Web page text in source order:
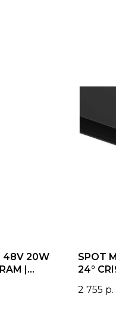
48V 20W
|
SPOT
24°
2 755 р.